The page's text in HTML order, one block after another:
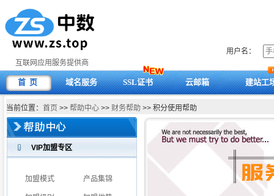
互联网应用服务提供商
用户名：
首 页 域名服务 SSL证书 云邮箱 建站工
当前位置： 首页 >> 帮助中心 >> 财务帮助 >> 积分使用帮助
VIP加盟专区
加盟模式 产品集锦